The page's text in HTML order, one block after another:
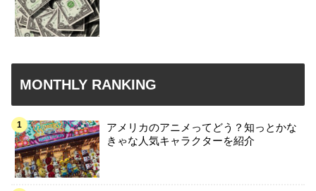
MONTHLY RANKING
アメリカのアニメってどう？知っとかな
きゃな人気キャラクターを紹介